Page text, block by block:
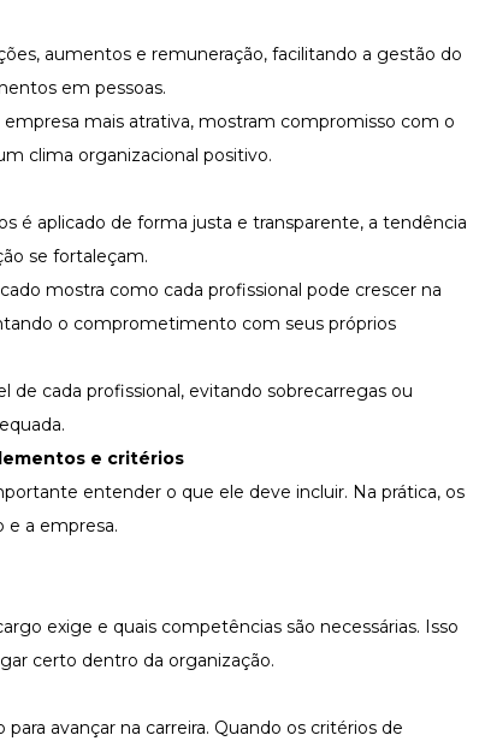
aumentos e remuneração, facilitando a gestão do
em pessoas.
empresa mais atrativa, mostram compromisso com o
clima organizacional positivo.
é aplicado de forma justa e transparente, a tendência
se fortaleçam.
mostra como cada profissional pode crescer na
o comprometimento com seus próprios
de cada profissional, evitando sobrecarregas ou
e critérios
entender o que ele deve incluir. Na prática, os
e a empresa.
exige e quais competências são necessárias. Isso
certo dentro da organização.
avançar na carreira. Quando os critérios de